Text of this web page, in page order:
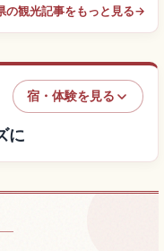
の観光記事をもっと見る→
宿・体験を見る
に
す